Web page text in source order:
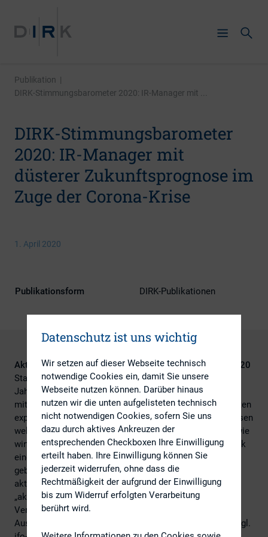
Publikation |
DIRK-Stimmungsbarometer 2020: IR-Manager mit ...
DIRK-Stimmungsbarometer
2020: IR-Manager mit
düsterer Zukunftsprognose im
Zuge der Corona-Krise
1. April 2020
Publikationsform DIRK-Publikationen
Aktuelle Ergebnisse des DIRK-Stimmungsbarometers 2020
Startete Deutschland 2020 noch mit einem starken
Jahresauftakt, hat die Corona-Pandemie die Welt
mittlerweile fest im Griff. Während die Zahlen der Infizierten
exponentiell in die Höhe schnellen, befinden sich die Börsen
weltweit zeitweise im freien Fall. Das gesellschaftliche wie
wirtschaftliche Leben steht größtenteils still bzw. ist stark
eingeschränkt; niemand kann eine gesicherte Prognose
geben, wann sich dieser Zustand ändern wird. Laut der
aktuellen Wirtschaftsprognose des Ifo-Instituts stehen
„aktuell nur sehr wenige Konjunkturindikatoren zur
Verfügung, mit denen sich das gesamtwirtschaftliche
Ausmaß der Folgen der Corona-Krise abschätzen ließe (vgl.
Datenschutz ist uns wichtig
Wir setzen auf dieser Webseite technisch
notwendige Cookies ein, damit Sie unsere
Webseite nutzen können. Darüber hinaus
nutzen wir die unten aufgelisteten technisch
nicht notwendigen Cookies, sofern Sie uns
dazu durch aktives Ankreuzen der
entsprechenden Checkboxen Ihre Einwilligung
erteilt haben. Ihre Einwilligung können Sie
jederzeit widerrufen, ohne dass die
Rechtmäßigkeit der aufgrund der Einwilligung
bis zum Widerruf erfolgten Verarbeitung
berührt wird.